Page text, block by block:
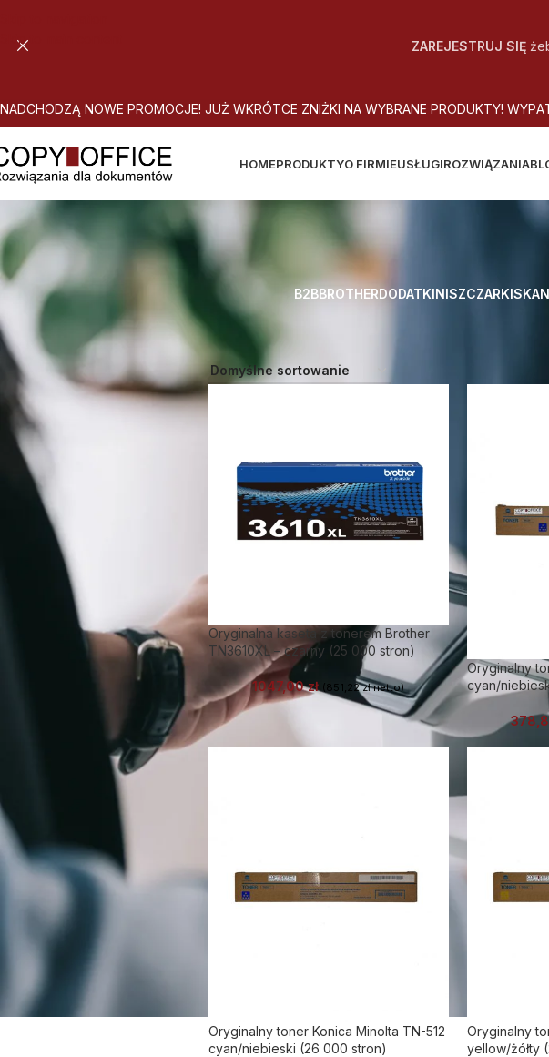
Skip to main content
ZAREJESTRUJ SIĘ
NADCHODZĄ NOWE PROMOCJE! JUŻ WKRÓTCE ZNIŻKI NA WYBRANE PRODUKTY! WYPA
HOMEPRODUKTYO FIRMIEUSŁUGIROZWIĄZANIA
B2BBROTHERDODATKINISZCZARKI
Strona główna
Oryginalna kaseta z tonerem Brother
TN3610XL – czarny (25 000 stron)
1047,00zł ( 851,22złnetto)
Oryginalny
cyan/
Oryginalny toner Konica Minolta TN-512
cyan/niebieski (26 000 stron)
Oryginalny
yellow/żółty